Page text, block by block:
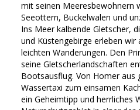
mit seinen Meeresbewohnern
Seeottern, Buckelwalen und
Ins Meer kalbende Gletscher,
und Küstengebirge erleben
leichten Wanderungen. Den
seine Gletscherlandschaften
Bootsausflug. Von Homer aus
Wassertaxi zum einsamen
ein Geheimtipp und herrliches